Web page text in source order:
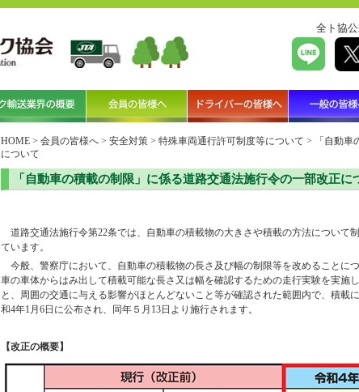
全ト協公
HOME > 会員の皆様へ > 安全対策 > 特殊車両通行許可制度等について >
「自動
について
「自動車の積載の制限」に係る道路交通法施行令の一部改正に
道路交通法施行令第22条では、自動車の積載物の大きさや積載の方法について
ています。
今般、警察庁において、自動車の積載物の長さ及び幅の制限等を改めることに
車の車体からはみ出して積載可能な長さ又は幅を確認するための走行実験を実施
と、周囲の交通に与える影響がほとんどないこと等が確認された範囲内で、積載
和4年1 月 6日に公布され、同年５月 13日より施行されます。
【改正の概要】